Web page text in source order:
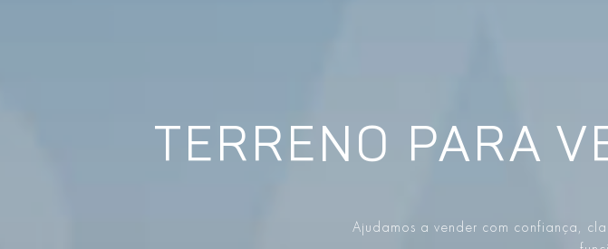
TERRENO PARA
Ajudamos a vender com confiança,